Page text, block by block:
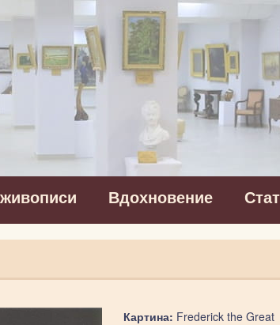
Вдохновение
Картина: Frederick the Great